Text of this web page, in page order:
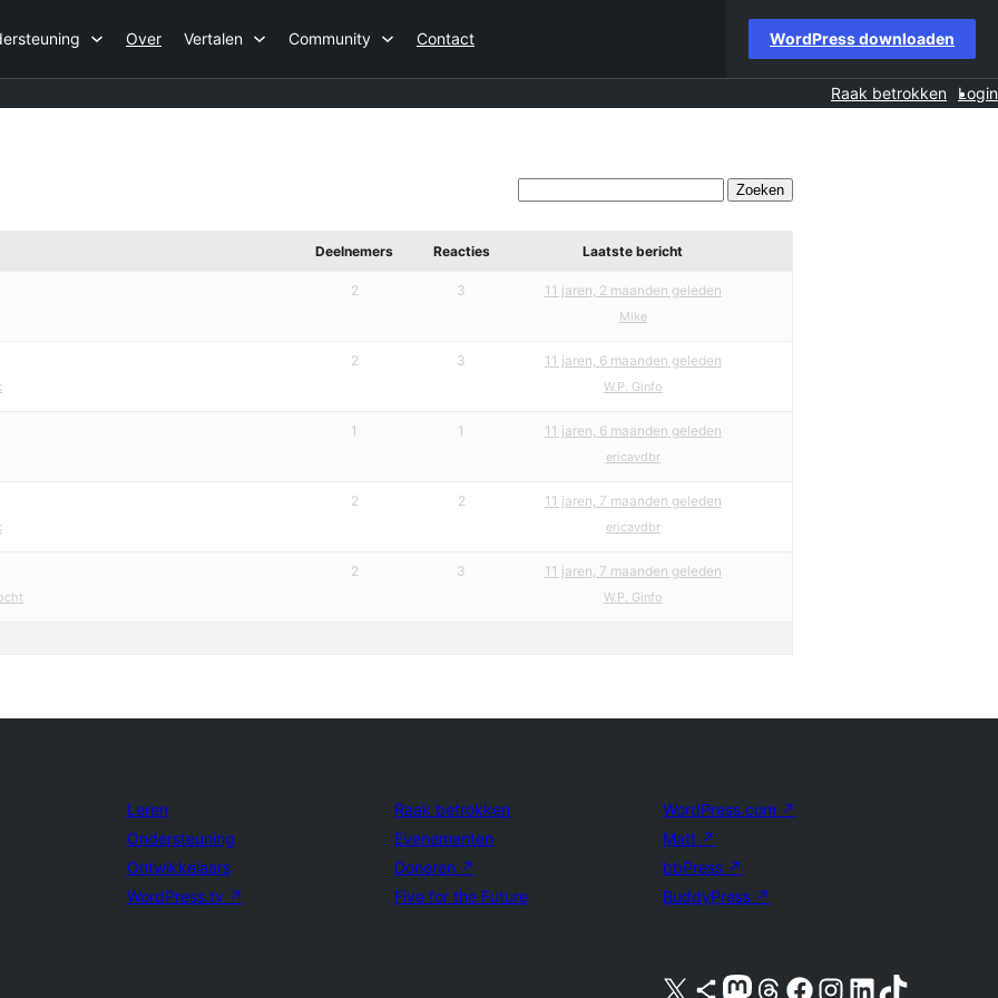
Over Vertalen Community Contact WordPress downloaden
Raak betrokken Login
Deelnemers Reacties Laatste bericht
2 3 11 jaren, 2 maanden geleden
Mike
2 3 11 jaren, 6 maanden geleden
W.P. Ginfo
1 1 11 jaren, 6 maanden geleden
ericavdbr
2 2 11 jaren, 7 maanden geleden
ericavdbr
2 3 11 jaren, 7 maanden geleden
W.P. Ginfo
Leren
Ondersteuning
Ontwikkelaars
WordPress.tv ↗
Raak betrokken
Evenementen
Doneren ↗
Five for the Future
WordPress.com ↗
Matt ↗
bbPress ↗
BuddyPress ↗
Bezoek ons X (voorheen Twitter) account
Bezoek ons Bluesky account
Bezoek ons Mastodon account
Bezoek ons Threads account
Onze Facebook pagina bezoeken
Bezoek ons Instagram account
Bezoek ons LinkedIn account
Bezoek ons TikTok account